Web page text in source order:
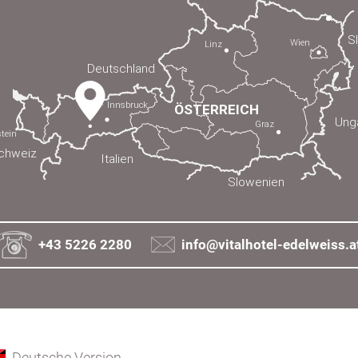
+43 5226 2280 info@vitalhotel-